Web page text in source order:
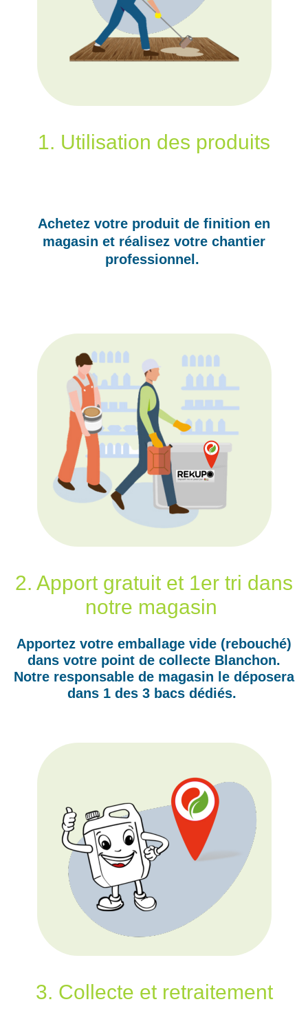
1. Utilisation des produits
Achetez votre produit de finition en
magasin et réalisez votre chantier
professionnel.
2. Apport gratuit et 1er tri dans
notre magasin
Apportez votre emballage vide (rebouché)
dans votre point de collecte Blanchon.
Notre responsable de magasin le déposera
dans 1 des 3 bacs dédiés.
3. Collecte et retraitement